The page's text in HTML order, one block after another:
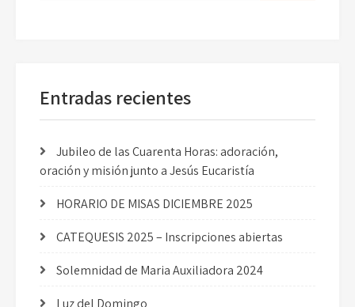
Entradas recientes
Jubileo de las Cuarenta Horas: adoración,
oración y misión junto a Jesús Eucaristía
HORARIO DE MISAS DICIEMBRE 2025
CATEQUESIS 2025 – Inscripciones abiertas
Solemnidad de Maria Auxiliadora 2024
Luz del Domingo